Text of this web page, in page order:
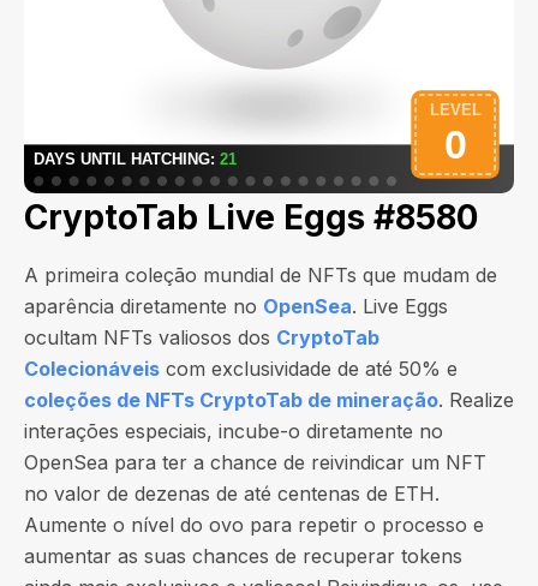
CryptoTab Live Eggs #8580
A primeira coleção mundial de NFTs que mudam de
aparência diretamente no OpenSea. Live Eggs
ocultam NFTs valiosos dos CryptoTab
Colecionáveis com exclusividade de até 50% e
coleções de NFTs CryptoTab de mineração. Realize
interações especiais, incube-o diretamente no
OpenSea para ter a chance de reivindicar um NFT
no valor de dezenas de até centenas de ETH.
Aumente o nível do ovo para repetir o processo e
aumentar as suas chances de recuperar tokens